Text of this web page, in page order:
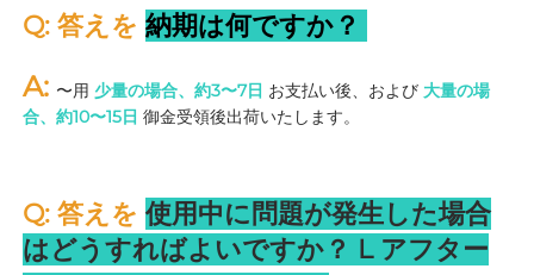
Q: 答えを 納期は何ですか？
A: 〜用 少量の場合、約3〜7日 お支払い後、および 大量の場
合、約10〜15日 御金受領後出荷いたします。
Q: 答えを 使用中に問題が発生した場合
はどうすればよいですか？ L アフター